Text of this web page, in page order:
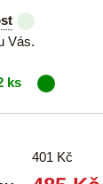
Vás.
ks
401 Kč